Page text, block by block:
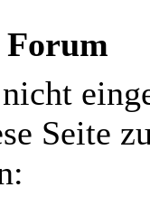
Forum
Seite